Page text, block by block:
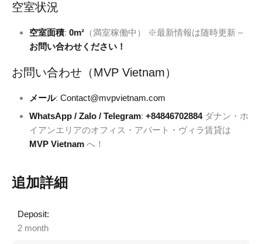
空室状況
空室面積: 0m² （満室稼働中） ※最新情報は随時更新 –
お問い合わせください！
お問い合わせ（MVP Vietnam）
メール: Contact@mvpvietnam.com
WhatsApp / Zalo / Telegram: +84846702884ダナン・ホ
イアンエリアのオフィス・アパート・ヴィラ賃貸は
MVP Vietnam へ！
追加詳細
Deposit:
2 month